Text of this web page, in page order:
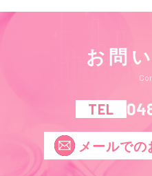
お問
TEL
メールで